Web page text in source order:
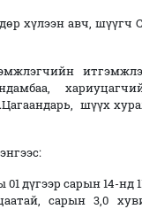
хүлээн авч, шүүгч
шүүх
дүгээр сарын 14-нд
сарын 3,0